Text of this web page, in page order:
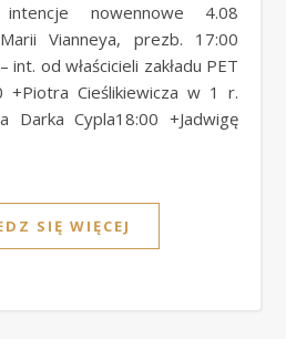
nowennowe 4.08
Vianneya, prezb. 17:00
od właścicieli zakładu PET
+Piotra Cieślikiewicza w 1 r.
Cypla18:00 +Jadwigę
SIĘ WIĘCEJ